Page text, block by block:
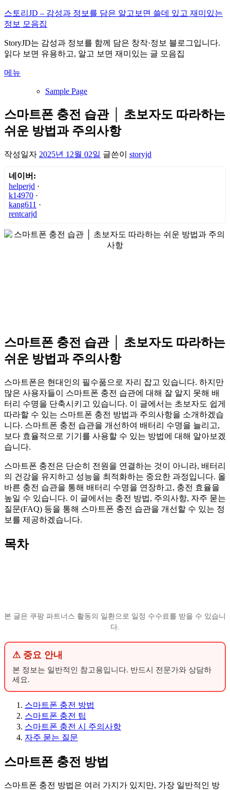
내
용
로
바
가
스토리JD – 감성과 정보를 담은 알고보면 쓸데 있고 재미있는
정보 모음집
StoryJD는 감성과 정보를 함께 담은 창작·정보 블로그입니다.
읽다 보면 유용하고, 알고 보면 재미있는 글 모음집
메뉴
Sample Page
스마트폰 충전 습관 │ 초보자도 따라하는
쉬운 방법과 주의사항
작성일자 2025년 12월 02일 글쓴이 storyjd
네이버:
helperjd ·
k14970 ·
kang611 ·
rentcarjd
스마트폰 충전 습관 │ 초보자도 따라하는
쉬운 방법과 주의사항
스마트폰은 현대인의 필수품으로 자리 잡고 있습니다. 하지만
많은 사용자들이 스마트폰 충전 습관에 대해 잘 알지 못해 배
터리 수명을 단축시키고 있습니다. 이 글에서는 초보자도 쉽게
따라할 수 있는 스마트폰 충전 방법과 주의사항을 소개하겠습
니다. 스마트폰 충전 습관을 개선하여 배터리 수명을 늘리고,
보다 효율적으로 기기를 사용할 수 있는 방법에 대해 알아보겠
습니다.
스마트폰 충전은 단순히 전원을 연결하는 것이 아니라, 배터리
의 건강을 유지하고 성능을 최적화하는 중요한 과정입니다. 올
바른 충전 습관을 통해 배터리 수명을 연장하고, 충전 효율을
높일 수 있습니다. 이 글에서는 충전 방법, 주의사항, 자주 묻는
질문(FAQ) 등을 통해 스마트폰 충전 습관을 개선할 수 있는 정
보를 제공하겠습니다.
목차
본 글은 쿠팡 파트너스 활동의 일환으로 일정 수수료를 받을 수 있습니
다.
⚠ 중요 안내
본 정보는 일반적인 참고용입니다. 반드시 전문가와 상담하
세요.
스마트폰 충전 방법
스마트폰 충전 팁
스마트폰 충전 시 주의사항
자주 묻는 질문
스마트폰 충전 방법
스마트폰 충전 방법은 여러 가지가 있지만, 가장 일반적인 방